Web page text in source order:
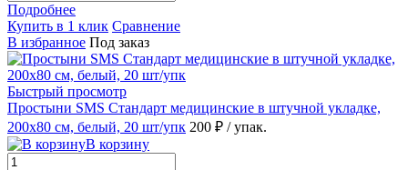
Подробнее
Купить в 1 клик Сравнение
В избранное Под заказ
Быстрый просмотр
Простыни SMS Стандарт медицинские в штучной укладке,
200х80 см, белый, 20 шт/упк 200 ₽ / упак.
В корзину